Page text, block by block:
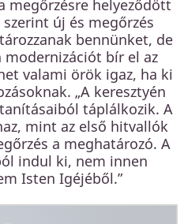
megőrzésre helyeződött
új és megőrzés
bennünket, de
modernizációt bír el az
valami örök igaz, ha ki
„A keresztyén
táplálkozik. A
mint az első hitvallók
a meghatározó. A
indul ki, nem innen
Isten Igéjéből.”